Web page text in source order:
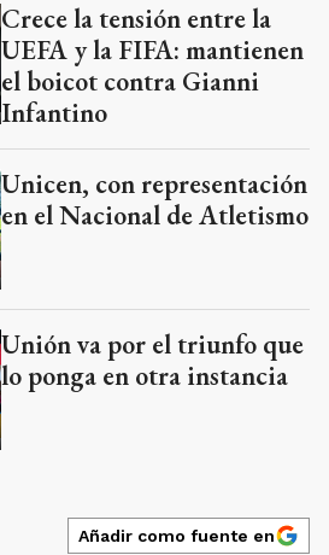
Crece la tensión entre la
UEFA y la FIFA: mantienen
el boicot contra Gianni
Infantino
Unicen, con representación
en el Nacional de Atletismo
Unión va por el triunfo que
lo ponga en otra instancia
Añadir como fuente en